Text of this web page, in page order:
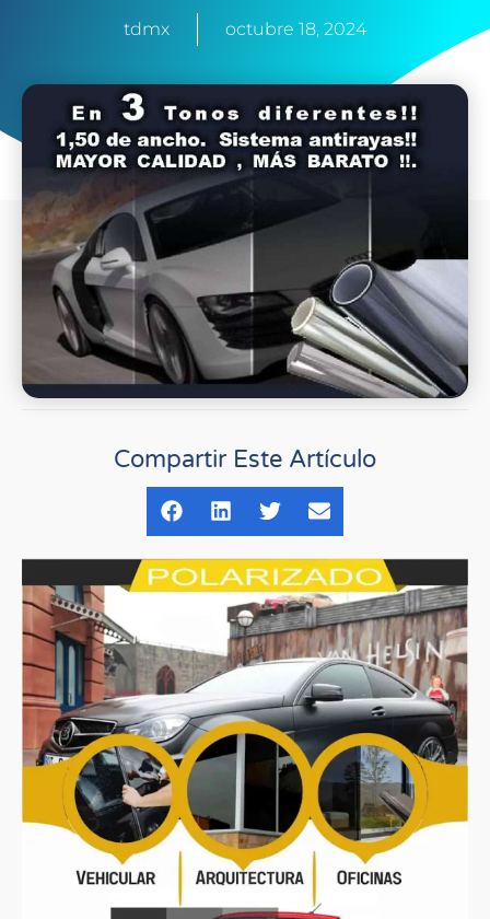
tdmx octubre 18, 2024
Compartir Este Artículo